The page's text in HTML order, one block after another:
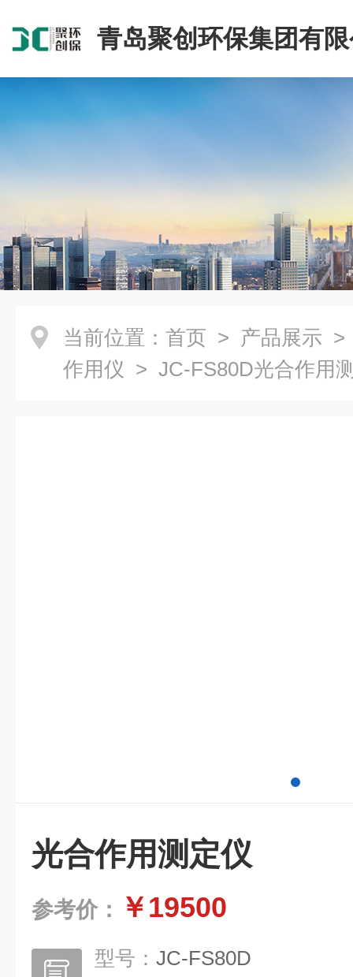
青岛聚创环保集团有
当前位置： 首页 > 产品展示
作用仪 > JC-FS80D光合作用
光合作用测定仪
参考价： ￥19500
型号： JC-FS80D